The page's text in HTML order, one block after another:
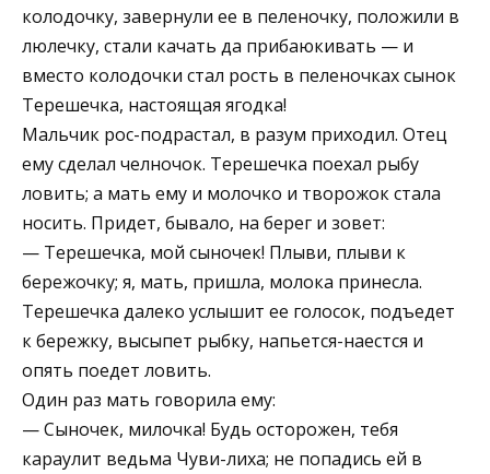
колодочку, завернули ее в пеленочку, положили в
люлечку, стали качать да прибаюкивать — и
вместо колодочки стал рость в пеленочках сынок
Терешечка, настоящая ягодка!
Мальчик рос-подрастал, в разум приходил. Отец
ему сделал челночок. Терешечка поехал рыбу
ловить; а мать ему и молочко и творожок стала
носить. Придет, бывало, на берег и зовет:
— Терешечка, мой сыночек! Плыви, плыви к
бережочку; я, мать, пришла, молока принесла.
Терешечка далеко услышит ее голосок, подъедет
к бережку, высыпет рыбку, напьется-наестся и
опять поедет ловить.
Один раз мать говорила ему:
— Сыночек, милочка! Будь осторожен, тебя
караулит ведьма Чуви-лиха; не попадись ей в